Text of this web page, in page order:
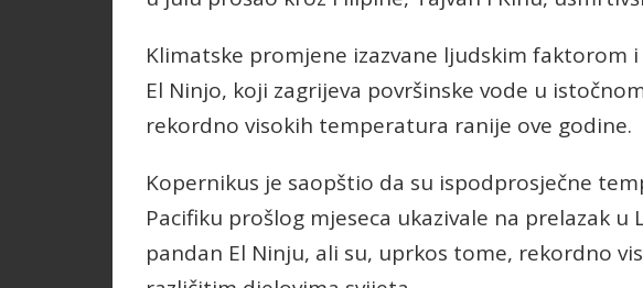
Klimatske promjene izazvane ljudskim faktorom
El Ninjo, koji zagrijeva površinske vode u
rekordno visokih temperatura ranije ove godine.
Kopernikus je saopštio da su ispodprosječne
Pacifiku prošlog mjeseca ukazivale na prelazak u
pandan El Ninju, ali su, uprkos tome, rekordno